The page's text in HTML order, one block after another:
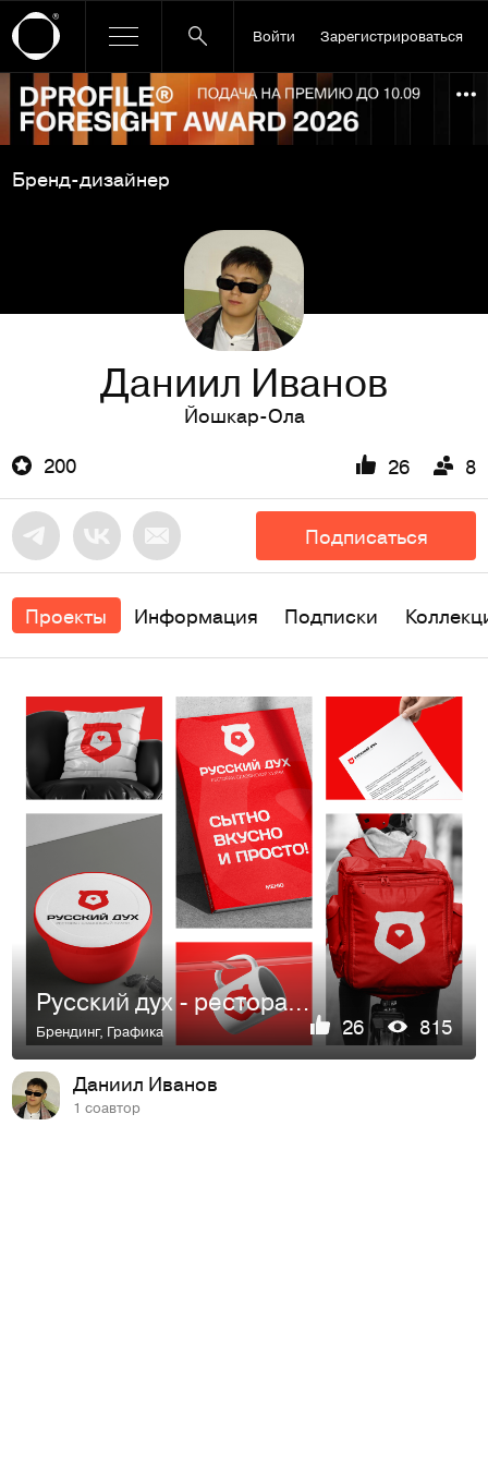
Войти Зарегистрироваться
Ссылка баннера
Бренд-дизайнер
Даниил Иванов
Йошкар-Ола
200
26 8
Подписаться
Проекты Информация Подписки
Русский дух - ресторан славянской кухни
Брендинг, Графика 26 815
Даниил Иванов
1 соавтор